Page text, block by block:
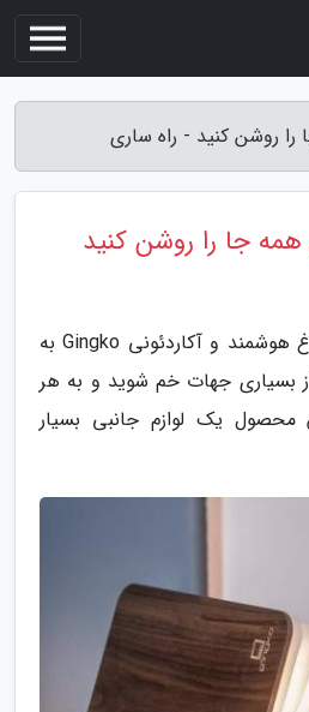
را روشن کنید - راه ساری
همه جا را روشن کنید
به گزارش راه ساری، چراغ هوشمند و آکاردئونی Gingko به
بسیاری جهات خم شوید و به هر
محصول یک لوازم جانبی بسیار